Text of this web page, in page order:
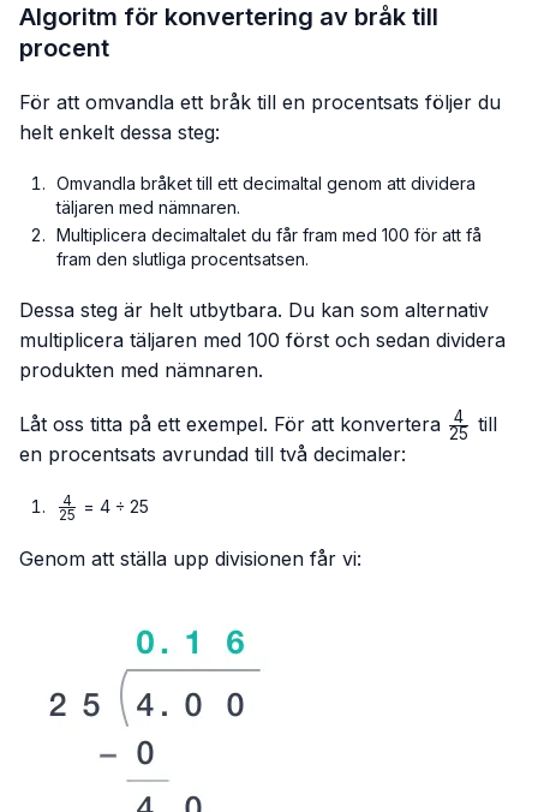
Algoritm för konvertering av bråk till
procent
För att omvandla ett bråk till en procentsats följer du
helt enkelt dessa steg:
Omvandla bråket till ett decimaltal genom att dividera
täljaren med nämnaren.
Multiplicera decimaltalet du får fram med 100 för att få
fram den slutliga procentsatsen.
Dessa steg är helt utbytbara. Du kan som alternativ
multiplicera täljaren med 100 först och sedan dividera
produkten med nämnaren.
Låt oss titta på ett exempel. För att konvertera \frac{4}
25
4
till
en procentsats avrundad till två decimaler:
\frac{4}
25
4 = 4 ÷ 25
Genom att ställa upp divisionen får vi: